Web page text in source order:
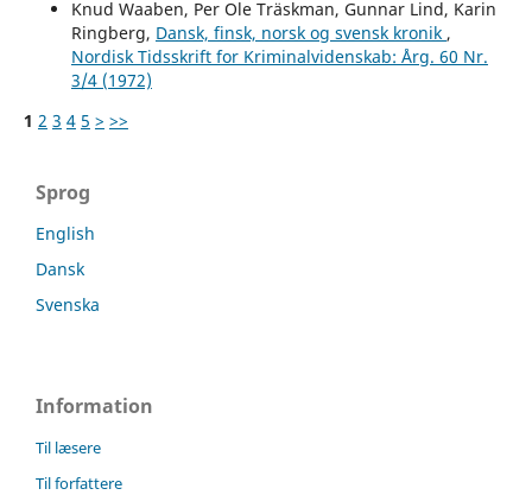
Knud Waaben, Per Ole Träskman, Gunnar Lind, Karin
Ringberg, Dansk, finsk, norsk og svensk kronik ,
Nordisk Tidsskrift for Kriminalvidenskab: Årg. 60 Nr.
3/4 (1972)
1 2 3 4 5 > >>
Sprog
English
Dansk
Svenska
Information
Til læsere
Til forfattere